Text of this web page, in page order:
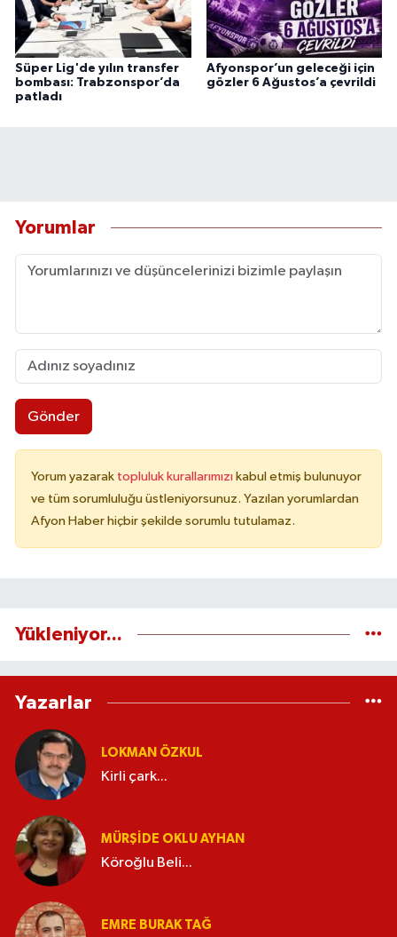
Süper Lig'de yılın transfer
bombası: Trabzonspor’da
patladı
Afyonspor’un geleceği için
gözler 6 Ağustos’a çevrildi
Yorumlar
Gönder
Yorum yazarak topluluk kurallarımızı kabul etmiş bulunuyor
ve tüm sorumluluğu üstleniyorsunuz. Yazılan yorumlardan
Afyon Haber hiçbir şekilde sorumlu tutulamaz.
Yükleniyor...
Yazarlar
LOKMAN ÖZKUL
Kirli çark...
MÜRŞIDE OKLU AYHAN
Köroğlu Beli...
EMRE BURAK TAĞ